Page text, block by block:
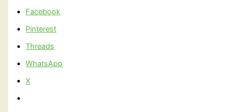
Facebook
Pinterest
Threads
WhatsApp
X